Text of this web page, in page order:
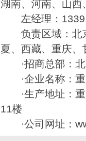
湖南、河南、山西
左经理：
负责区域：北京
夏、西藏、重庆
·招商总部：北
·企业名称：重
·生产地址：重
11楼
·公司网址：